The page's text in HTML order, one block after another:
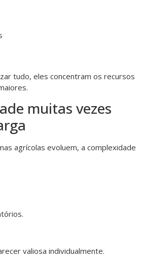
tudo, eles concentram os recursos
muitas vezes
agrícolas evoluem, a complexidade
valiosa individualmente.